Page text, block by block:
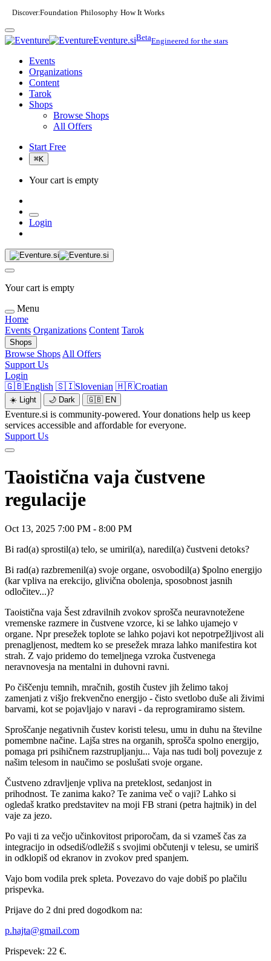
Discover:Foundation·Philosophy·How It Works
Eventure.siBetaEngineered for the stars
Events
Organizations
Content
Tarok
Shops
Browse Shops
All Offers
Start Free
⌘K
Your cart is empty
Login
Your cart is empty
Menu
Home
Events Organizations Content Tarok
Shops
Browse Shops All Offers
Support Us
Login
🇬🇧English 🇸🇮Slovenian 🇭🇷Croatian
☀️ Light 🌙 Dark 🇬🇧 EN
Eventure.si is community-powered. Your donations help us keep
services accessible and affordable for everyone.
Support Us
Taoistična vaja čustvene
regulacije
Oct 13, 2025 7:00 PM - 8:00 PM
Bi rad(a) sprostil(a) telo, se umiril(a), naredil(a) čustveni detoks?
Bi rad(a) razbremenil(a) svoje organe, osvobodil(a) $polno energijo
(kar vpliva na erekcijo, glivična obolenja, sposobnost jasnih
odločitev...)?
Taoistična vaja Šest zdravilnih zvokov sprošča neuravnotežene
vremenske razmere in čustvene vzorce, ki se lahko ujamejo v
organe. Npr presežek toplote se lahko pojavi kot nepotrpežljivost ali
prenagljenost, medtem ko se presežek mraza lahko manifestira kot
strah. Z vajo pridemo do temeljnega vzroka čustvenega
neravnovesja na mentalni in duhovni ravni.
Po čiščenju temnih, mračnih, gostih čustev jih želimo takoj
zamenjati z višjo frekvenčno energijo - čisto svetlobo duše ali živimi
barvami, kot se pojavljajo v naravi - da reprogramiramo sistem.
Sproščanje negativnih čustev koristi telesu, umu in duhu na številne
pomembne načine. Lajša stres na organih, sprošča spolno energijo,
pomaga pri psihičnem razstrupljanju... Vaja nas tudi bolj povezuje z
našim telesom in naučimo se poslušati svoje organe.
Čustveno zdravljenje vpliva na preteklost, sedanjost in
prihodnost. Te zanima kako? Te zanima več o vaji? Lahko si
ogledaš kratko predstavitev na moji FB strani (petra hajtnik) in del
vaje za jezo.
Po vaji ti za večjo učinkovitost priporočam, da si vzameš čas za
integracijo in odsediš/odležiš s svojimi občutenji v telesu, se umiriš
in odklopiš od ekranov in zvokov pred spanjem.
Vajo bom vodila prek spleta. Povezavo do vaje dobiš po plačilu
prispevka.
Prijave do 2 dni pred dogodkom na:
p.hajta@gmail.com
Prispevek: 22 €.